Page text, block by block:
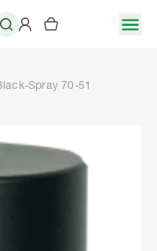
Spray 70-51